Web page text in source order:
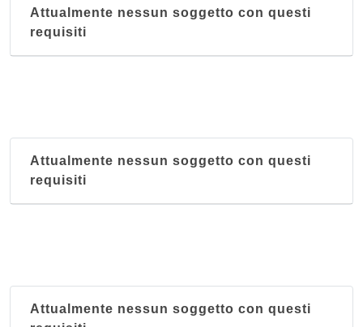
Attualmente nessun soggetto con questi
requisiti
Attualmente nessun soggetto con questi
requisiti
Attualmente nessun soggetto con questi